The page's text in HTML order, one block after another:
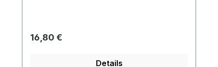
Treibstoffe, Wasser, Wasser-
Frostschutzmittel-Gemische u.v.a.
Regulärer Preis:
16,80 €
Details